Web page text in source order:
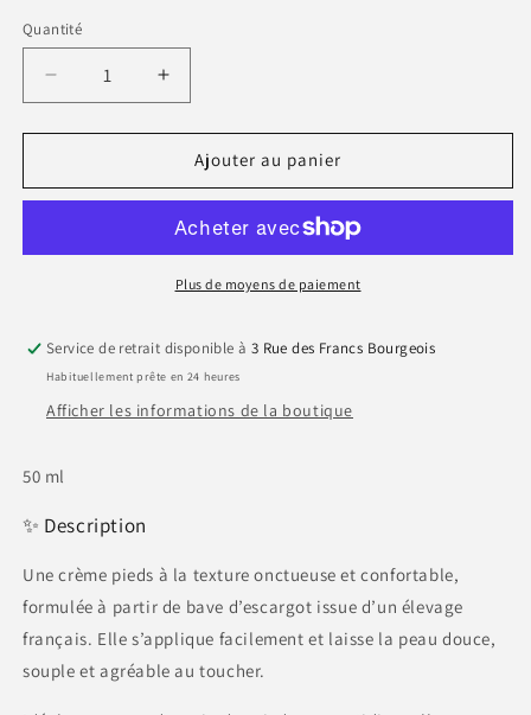
Quantité
Quantité
Réduire
la
quantité
Crème
à
-
Royer
Cosmétique
Augmenter
la
quantité
Crème
bio
à
la
-
Royer
Cosmétique
Ajouter au panier
Plus de moyens de paiement
Service de retrait disponible à 3 Rue des Francs Bourgeois
Habituellement prête en 24 heures
Afficher les informations de la boutique
50 ml
✨ Description
Une crème pieds à la texture onctueuse et confortable,
formulée à partir de bave d’escargot issue d’un élevage
français. Elle s’applique facilement et laisse la peau douce,
souple et agréable au toucher.